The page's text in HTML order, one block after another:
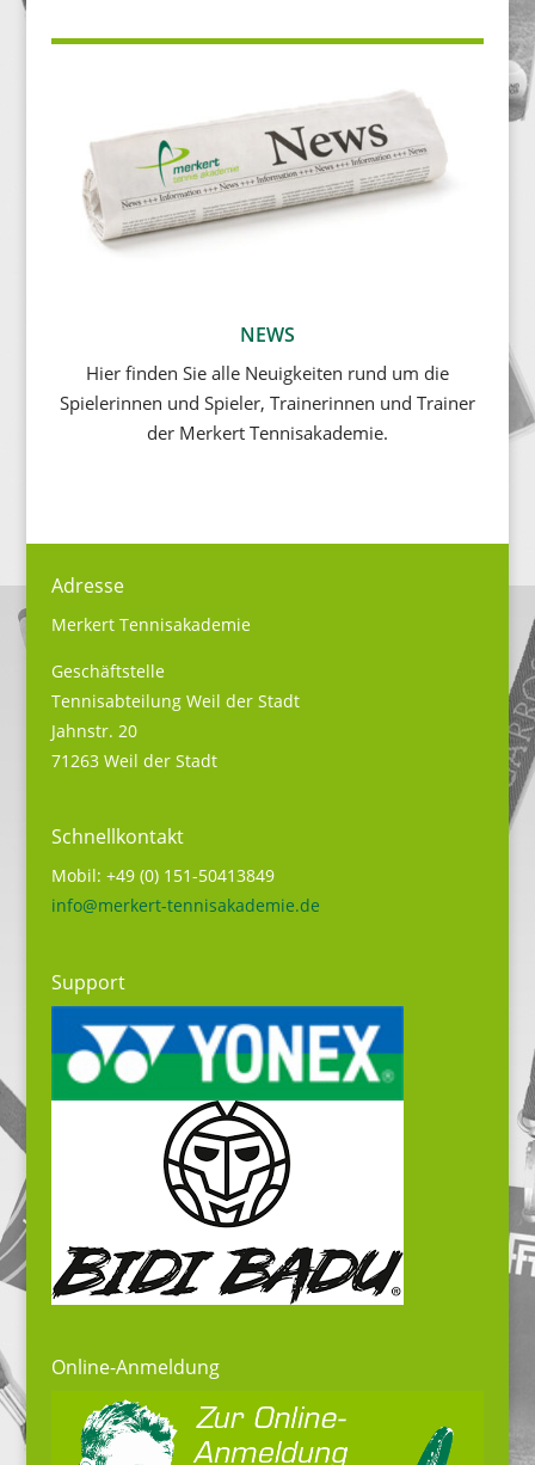
NEWS
Hier finden Sie alle Neuigkeiten rund um die
Spielerinnen und Spieler, Trainerinnen und Trainer
der Merkert Tennisakademie.
Adresse
Merkert Tennisakademie
Geschäftstelle
Tennisabteilung Weil der Stadt
Jahnstr. 20
71263 Weil der Stadt
Schnellkontakt
Mobil: +49 (0) 151-50413849
info@merkert-tennisakademie.de
Support
Online-Anmeldung